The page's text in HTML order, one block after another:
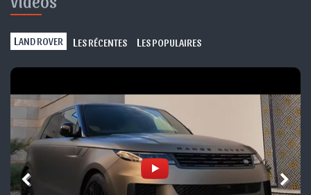
L AND ROVER L ES RÉCENTES L ES POPULAIRES